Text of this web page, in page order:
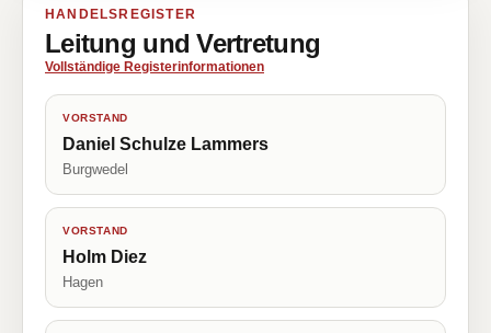
HANDELSREGISTER
Leitung und Vertretung
Vollständige Registerinformationen
VORSTAND
Daniel Schulze Lammers
Burgwedel
VORSTAND
Holm Diez
Hagen